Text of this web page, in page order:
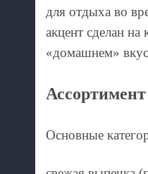
для отдыха во
акцент сделан на
«домашнем»
Основные